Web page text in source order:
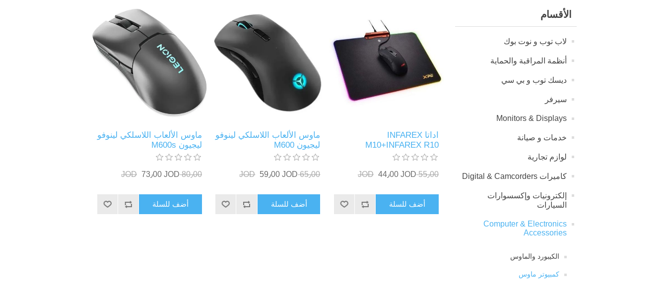
الأقسام
لاب توب و نوت بوك
أنظمة المراقبة والحماية
ديسك توب و بي سي
سيرفر
Monitors & Displays
خدمات و صیانة
لوازم تجارية
كاميرات Digital & Camcorders
إلكترونيات وإكسسوارات
السيارات
Computer & Electronics
Accessories
الكيبورد والماوس
كمبيوتر ماوس
اداتا INFAREX
M10+INFAREX R10
55٫00 JOD 44٫00 JOD
أضف للسلة
ماوس الألعاب اللاسلكي لينوفو
ليجيون M600
65٫00 JOD 59٫00 JOD
أضف للسلة
ماوس الألعاب اللاسلكي لينوفو
ليجيون M600s
80٫00 JOD 73٫00 JOD
أضف للسلة